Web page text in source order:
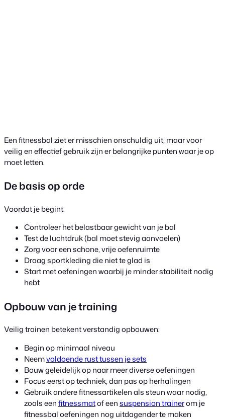
Een fitnessbal ziet er misschien onschuldig uit, maar voor
veilig en effectief gebruik zijn er belangrijke punten waar je op
moet letten.
De basis op orde
Voordat je begint:
Controleer het belastbaar gewicht van je bal
Test de luchtdruk (bal moet stevig aanvoelen)
Zorg voor een schone, vrije oefenruimte
Draag sportkleding die niet te glad is
Start met oefeningen waarbij je minder stabiliteit nodig
hebt
Opbouw van je training
Veilig trainen betekent verstandig opbouwen:
Begin op minimaal niveau
Neemvoldoende rust tussen je sets
Bouw geleidelijk op naar meer diverse oefeningen
Focus eerst op techniek, dan pas op herhalingen
Gebruik andere fitnessartikelen als steun waar nodig,
zoals eenfitnessmatof eensuspension trainerom je
fitnessbal oefeningen nog uitdagender te maken